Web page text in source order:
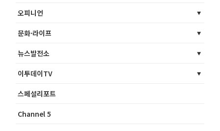
오피니언
문화·라이프
뉴스발전소
이투데이TV
스페셜리포트
Channel 5